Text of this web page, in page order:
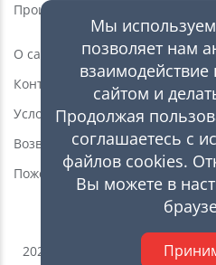
Производителю
О сайте
Контакты
Условия пользования
Возврат товара
Пожертвования
2026 © Ивановская пожарно-
Мы
позволяет нам
взаимодействие
сайтом и
Продолжая
соглашаетесь с
файлов cookies.
Вы можете в